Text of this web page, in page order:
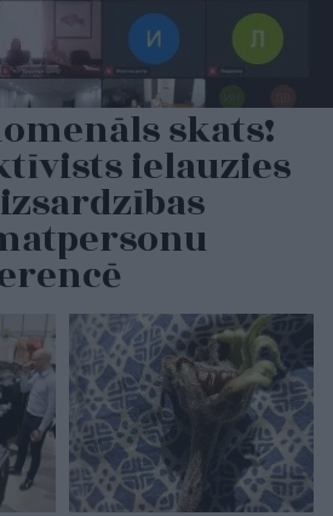
skats!
ielauzies